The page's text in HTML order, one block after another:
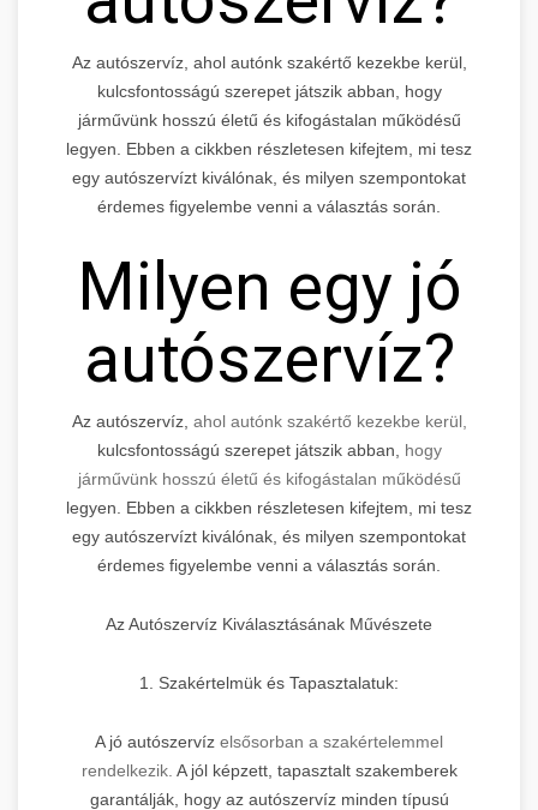
Az autószervíz, ahol autónk szakértő kezekbe kerül,
kulcsfontosságú szerepet játszik abban, hogy
járművünk hosszú életű és kifogástalan működésű
legyen. Ebben a cikkben részletesen kifejtem, mi tesz
egy autószervízt kiválónak, és milyen szempontokat
érdemes figyelembe venni a választás során.
Milyen egy jó
autószervíz?
Az autószervíz, ahol autónk szakértő kezekbe kerül,
kulcsfontosságú szerepet játszik abban,
hogy
járművünk hosszú életű és kifogástalan működésű
legyen. Ebben a cikkben részletesen kifejtem, mi tesz
egy autószervízt kiválónak, és milyen szempontokat
érdemes figyelembe venni a választás során.
Az Autószervíz Kiválasztásának Művészete
1. Szakértelmük és Tapasztalatuk:
A jó autószervíz elsősorban a szakértelemmel
rendelkezik. A jól képzett, tapasztalt szakemberek
garantálják, hogy az autószervíz minden típusú